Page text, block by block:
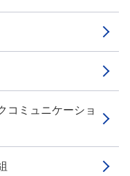
ミュニケーショ